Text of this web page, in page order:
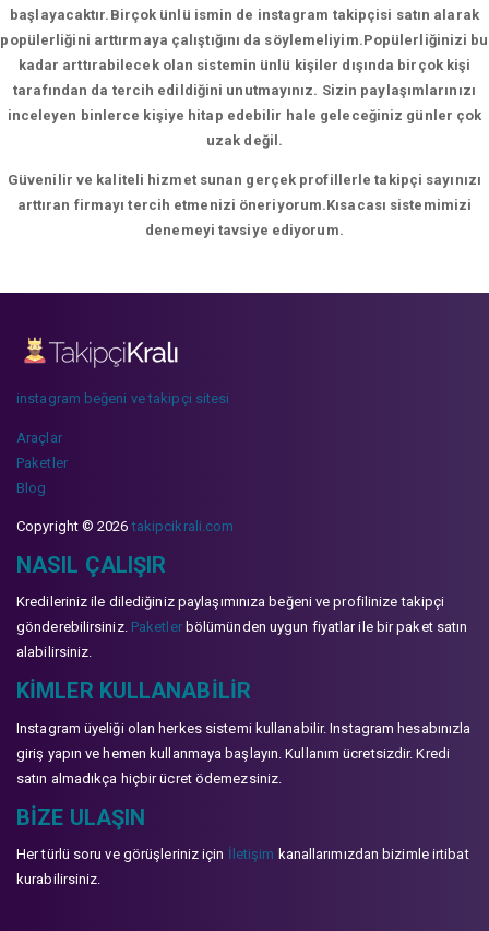
başlayacaktır.Birçok ünlü ismin de instagram takipçisi satın alarak
popülerliğini arttırmaya çalıştığını da söylemeliyim.Popülerliğinizi bu
kadar arttırabilecek olan sistemin ünlü kişiler dışında birçok kişi
tarafından da tercih edildiğini unutmayınız. Sizin paylaşımlarınızı
inceleyen binlerce kişiye hitap edebilir hale geleceğiniz günler çok
uzak değil.
Güvenilir ve kaliteli hizmet sunan gerçek profillerle takipçi sayınızı
arttıran firmayı tercih etmenizi öneriyorum.Kısacası sistemimizi
denemeyi tavsiye ediyorum.
instagram beğeni ve takipçi sitesi
Araçlar
Paketler
Blog
Copyright © 2026takipcikrali.com
NASIL ÇALIŞIR
Kredileriniz ile dilediğiniz paylaşımınıza beğeni ve profilinize takipçi
gönderebilirsiniz. Paketlerbölümünden uygun fiyatlar ile bir paket satın
alabilirsiniz.
KIMLER KULLANABILIR
Instagram üyeliği olan herkes sistemi kullanabilir. Instagram hesabınızla
giriş yapın ve hemen kullanmaya başlayın. Kullanım ücretsizdir. Kredi
satın almadıkça hiçbir ücret ödemezsiniz.
BIZE ULAŞIN
Her türlü soru ve görüşleriniz için İletişim kanallarımızdan bizimle irtibat
kurabilirsiniz.